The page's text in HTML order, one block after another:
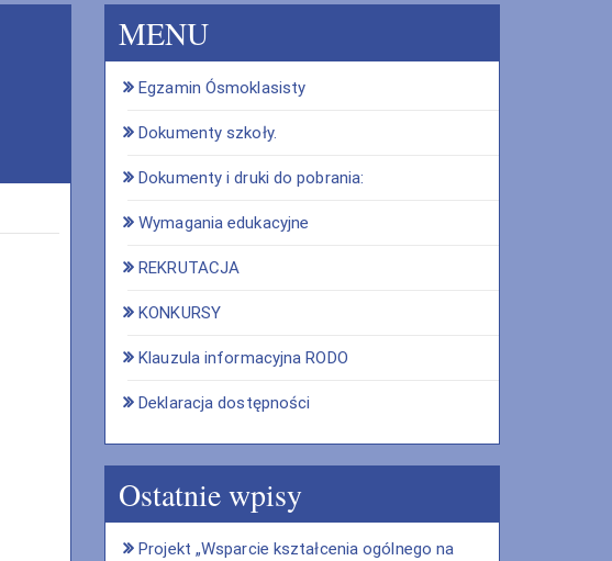
MENU
Egzamin Ósmoklasisty
Dokumenty szkoły.
Dokumenty i druki do pobrania:
Wymagania edukacyjne
REKRUTACJA
KONKURSY
Klauzula informacyjna RODO
Deklaracja dostępności
Ostatnie wpisy
Projekt „Wsparcie kształcenia ogólnego na